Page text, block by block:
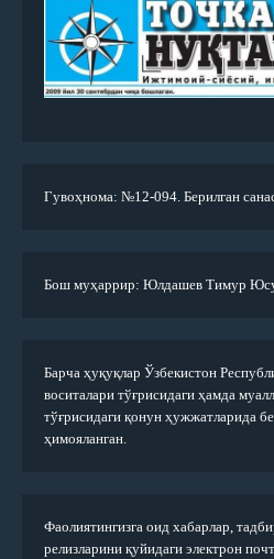
Гувоҳнома: №12-094. Берилган
Бош муҳаррир: Юлдашев Тимур
Барча ҳуқуқлар Ўзбекистон
воситалари тўғрисидаги ҳамда
тўғрисидаги қонун ҳужжатларида
ҳимояланган.
Фаолиятингизга оид хабарлар,
релизларини қуйидаги электрон